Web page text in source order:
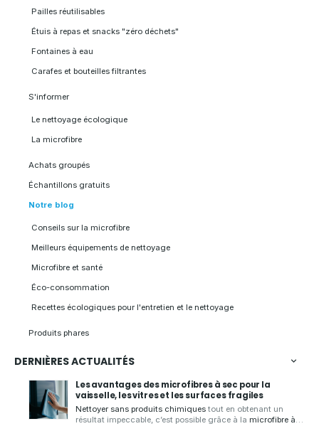
Pailles réutilisables
Étuis à repas et snacks "zéro déchets"
Fontaines à eau
Carafes et bouteilles filtrantes
S'informer
Le nettoyage écologique
La microfibre
Achats groupés
Échantillons gratuits
Notre blog
Conseils sur la microfibre
Meilleurs équipements de nettoyage
Microfibre et santé
Éco-consommation
Recettes écologiques pour l'entretien et le nettoyage
Produits phares
DERNIÈRES ACTUALITÉS
Les avantages des microfibres à sec pour la
vaisselle, les vitres et les surfaces fragiles
Nettoyer sans produits chimiques tout en obtenant un
résultat impeccable, c’est possible grâce à la microfibre à